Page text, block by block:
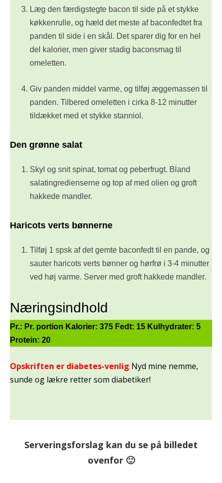
Læg den færdigstegte bacon til side på et stykke
køkkenrulle, og hæld det meste af baconfedtet fra
panden til side i en skål. Det sparer dig for en hel
del kalorier, men giver stadig baconsmag til
omeletten.
Giv panden middel varme, og tilføj æggemassen til
panden. Tilbered omeletten i cirka 8-12 minutter
tildækket med et stykke stanniol.
Den grønne salat
Skyl og snit spinat, tomat og peberfrugt. Bland
salatingredienserne og top af med olien og groft
hakkede mandler.
Haricots verts bønnerne
Tilføj 1 spsk af det gemte baconfedt til en pande, og
sauter haricots verts bønner og hørfrø i 3-4 minutter
ved høj varme. Server med groft hakkede mandler.
Næringsindhold
Pr.: Pr. portion Kalorier: 375 Fedt: 15 Kulhydrater: 5
Protein: 20
Opskriften er diabetes-venlig Nyd mine nemme,
sunde og lækre retter som diabetiker!
Serveringsforslag kan du se på billedet
ovenfor 🙂